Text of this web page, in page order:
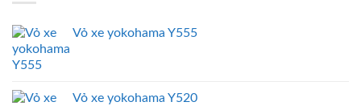
Vỏ xe yokohama Y555
Vỏ xe yokohama Y520